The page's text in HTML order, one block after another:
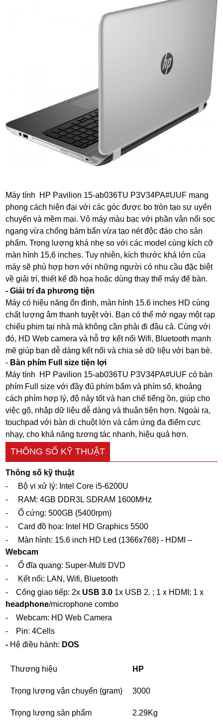
Máy tính HP Pavilion 15-ab036TU P3V34PA#UUF mang
phong cách hiện đại với các góc được bo tròn tạo sự uyển
chuyển và mềm mại. Vỏ máy màu bạc với phần vân nổi sọc
ngang vừa chống bám bẩn vừa tạo nét độc đáo cho sản
phẩm. Trọng lượng khá nhẹ so với các model cùng kích cỡ
màn hình 15,6 inches. Tuy nhiên, kích thước khá lớn của
máy sẽ phù hợp hơn với những người có nhu cầu đặc biệt
về giải trí, thiết kế đồ họa hoặc dùng thay thế máy để bàn.
- Giải trí đa phương tiện
Máy có hiệu năng ổn định, màn hình 15.6 inches HD cùng
chất lượng âm thanh tuyệt vời. Bạn có thể mở ngay một rạp
chiếu phim tại nhà mà không cần phải đi đâu cả. Cùng với
đó, HD Web camera và hỗ trợ kết nối Wifi, Bluetooth mạnh
mẽ giúp bạn dễ dàng kết nối và chia sẻ dữ liệu với bạn bè.
- Bàn phím Full size tiện lợi
Máy tính HP Pavilion 15-ab036TU P3V34PA#UUF có bàn
phím Full size với đầy đủ phím bấm và phím số, khoảng
cách phím hợp lý, độ nảy tốt và hạn chế tiếng ồn, giúp cho
việc gõ, nhập dữ liệu dễ dàng và thuận tiện hơn. Ngoài ra,
touchpad với bàn di chuột lớn và cảm ứng đa điểm cực
nhạy, cho khả năng tương tác nhanh, hiệu quả hơn.
THÔNG SỐ KỸ THUẬT
Thông số kỹ thuật
- Bộ vi xử lý: Intel Core i5-6200U
- RAM: 4GB DDR3L SDRAM 1600MHz
- Ổ cứng: 500GB (5400rpm)
- Card đồ họa: Intel HD Graphics 5500
- Màn hình: 15.6 inch HD Led (1366x768) - HDMI –
Webcam
- Ổ đĩa quang: Super-Multi DVD
- Kết nối: LAN, Wifi, Bluetooth
- Cổng giao tiếp: 2x USB 3.0 1x USB 2. ; 1 x HDMI; 1 x
headphone/microphone combo
- Webcam: HD Web Camera
- Pin: 4Cells
- Hệ điều hành: DOS
Thương hiệu HP
Trọng lượng vận chuyển (gram) 3000
Trọng lượng sản phẩm 2.29Kg